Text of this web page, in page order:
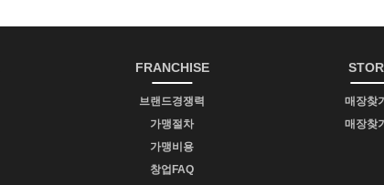
FRANCHISE
브랜드경쟁력
가맹절차
가맹비용
창업FAQ
매장찾
매장찾